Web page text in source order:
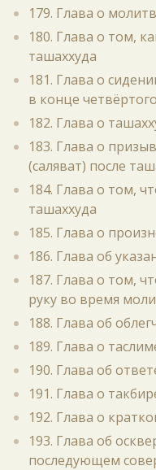
179. Глава о
180. Глава о том,
ташаххуда
181. Глава о
в конце
182. Глава о
183. Глава о
(саляват) после
184. Глава о том,
ташаххуда
185. Глава о
186. Глава об
187. Глава о том,
руку во время
188. Глава об
189. Глава о
190. Глава об
191. Глава о
192. Глава о
193. Глава об
последующем